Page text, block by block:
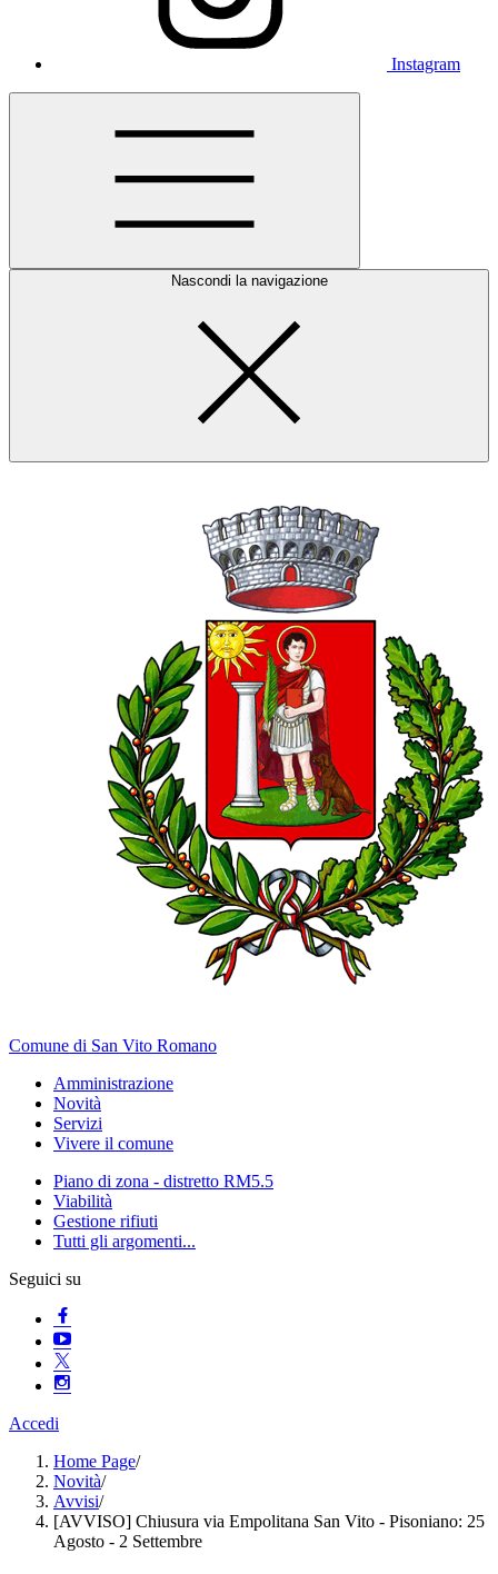
Instagram
Nascondi la navigazione
Comune di San Vito Romano
Amministrazione
Novità
Servizi
Vivere il comune
Piano di zona - distretto RM5.5
Viabilità
Gestione rifiuti
Tutti gli argomenti...
Seguici su
Accedi
Home Page/
Novità/
Avvisi/
[AVVISO] Chiusura via Empolitana San Vito - Pisoniano: 25
Agosto - 2 Settembre